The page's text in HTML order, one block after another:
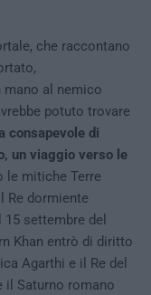
che raccontano
mano al nemico
potuto trovare
consapevole di
un viaggio verso le
le mitiche Terre
Re dormiente
settembre del
Khan entrò di diritto
Agarthi e il Re del
Saturno romano